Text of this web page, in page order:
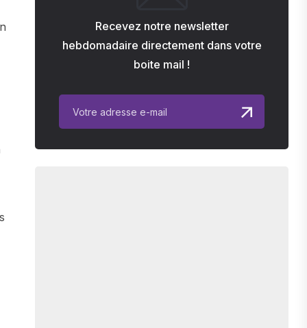
Recevez notre newsletter
hebdomadaire directement dans votre
boite mail !